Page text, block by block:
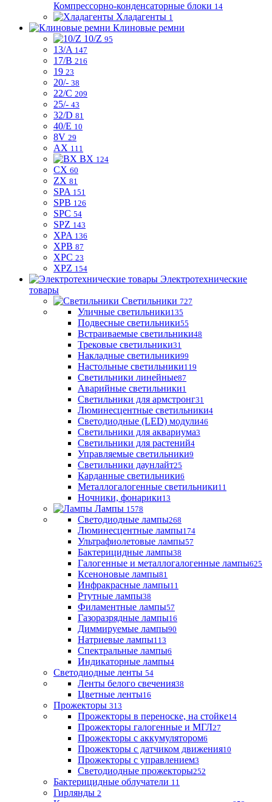
Компрессорно-конденсаторные блоки 14
Хладагенты 1
Клиновые ремни
10/Z 95
13/A 147
17/B 216
19 23
20/- 38
22/C 209
25/- 43
32/D 81
40/E 10
8V 29
AX 111
BX 124
CX 60
ZX 81
SPA 151
SPB 126
SPC 54
SPZ 143
XPA 136
XPB 87
XPC 23
XPZ 154
Электротехнические
товары
Светильники 727
Уличные светильники135
Подвесные светильники55
Встраиваемые светильники48
Трековые светильники31
Накладные светильники99
Настольные светильники119
Светильники линейные87
Аварийные светильники1
Светильники для армстронг31
Люминесцентные светильники4
Светодиодные (LED) модули46
Светильники для аквариума3
Светильники для растений4
Управляемые светильники9
Светильники даунлайт25
Карданные светильники6
Металлогалогенные светильники11
Ночники, фонарики13
Лампы 1578
Светодиодные лампы268
Люминесцентные лампы174
Ультрафиолетовые лампы57
Бактерицидные лампы38
Галогенные и металлогалогенные лампы625
Ксеноновые лампы81
Инфракрасные лампы11
Ртутные лампы38
Филаментные лампы57
Газоразрядные лампы16
Диммируемые лампы90
Натриевые лампы113
Спектральные лампы6
Индикаторные лампы4
Светодиодные ленты 54
Ленты белого свечения38
Цветные ленты16
Прожекторы 313
Прожекторы в переноске, на стойке14
Прожекторы галогенные и МГЛ27
Прожекторы с аккумулятором6
Прожекторы с датчиком движения10
Прожекторы с управлением3
Светодиодные прожекторы252
Бактерицидные облучатели 11
Гирлянды 2